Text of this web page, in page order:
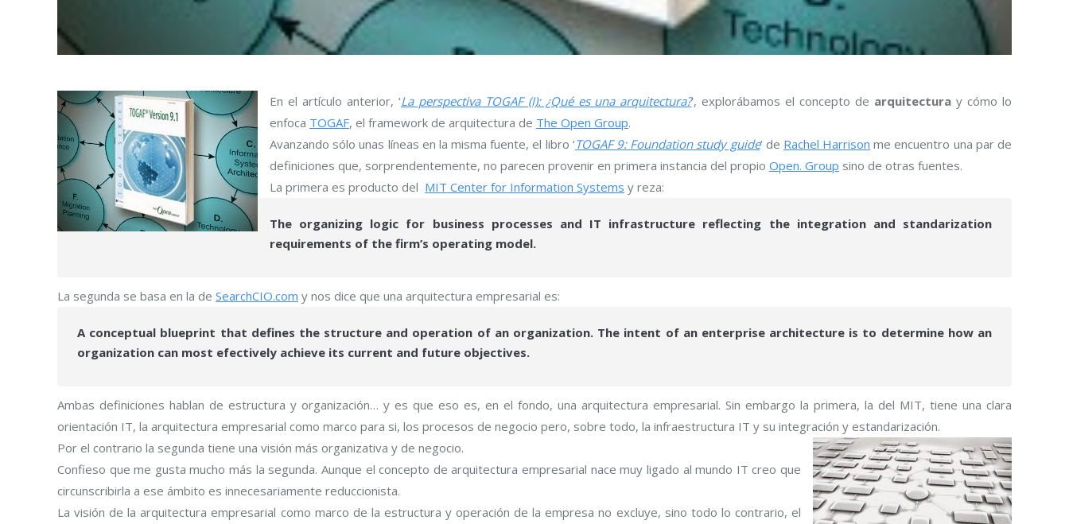
En el artículo anterior, ‘La perspectiva TOGAF (I): ¿Qué es una arquitectura?‘, explorábamos el concepto de arquitectura y cómo lo
enfoca TOGAF, el framework de arquitectura de The Open Group.
Avanzando sólo unas líneas en la misma fuente, el libro ‘TOGAF 9: Foundation study guide‘ de Rachel Harrison me encuentro una par de
definiciones que, sorprendentemente, no parecen provenir en primera instancia del propio Open. Group sino de otras fuentes.
La primera es producto del MIT Center for Information Systems y reza:
The organizing logic for business processes and IT infrastructure reflecting the integration and standarization
requirements of the firm’s operating model.
La segunda se basa en la de SearchCIO.com y nos dice que una arquitectura empresarial es:
A conceptual blueprint that defines the structure and operation of an organization. The intent of an enterprise architecture is to determine how an
organization can most efectively achieve its current and future objectives.
Ambas definiciones hablan de estructura y organización… y es que eso es, en el fondo, una arquitectura empresarial. Sin embargo la primera, la del MIT, tiene una clara
orientación IT, la arquitectura empresarial como marco para si, los procesos de negocio pero, sobre todo, la infraestructura IT y su integración y estandarización.
Por el contrario la segunda tiene una visión más organizativa y de negocio.
Confieso que me gusta mucho más la segunda. Aunque el concepto de arquitectura empresarial nace muy ligado al mundo IT creo que
circunscribirla a ese ámbito es innecesariamente reduccionista.
La visión de la arquitectura empresarial como marco de la estructura y operación de la empresa no excluye, sino todo lo contrario, el